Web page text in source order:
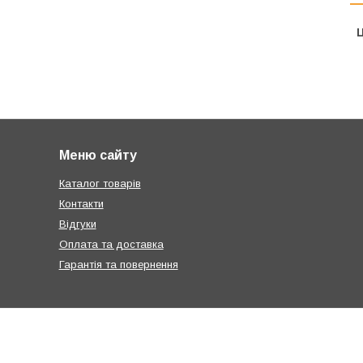
Меню сайту
Каталог товарів
Контакти
Відгуки
Оплата та доставка
Гарантія та повернення